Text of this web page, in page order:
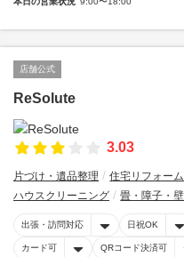
店舗公式
ReSolute
3.03
片づけ・遺品整理
住宅リフォー
ハウスクリーニング
畳・障子・
出張・訪問対応 日祝OK
カード可 QRコード決済可